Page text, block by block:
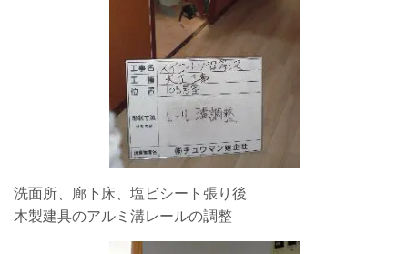
洗面所、廊下床、塩ビシート張り後
木製建具のアルミ溝レールの調整